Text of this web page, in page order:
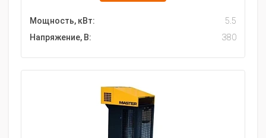
Мощность, кВт:
5.5
Напряжение, В:
380